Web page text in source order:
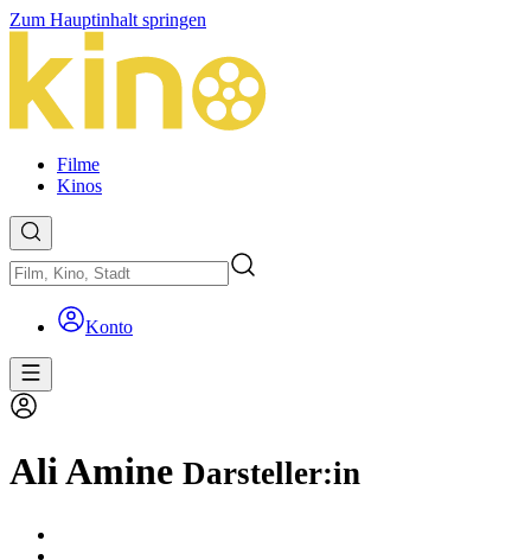
Zum Hauptinhalt springen
Filme
Kinos
Konto
Ali Amine Darsteller:in